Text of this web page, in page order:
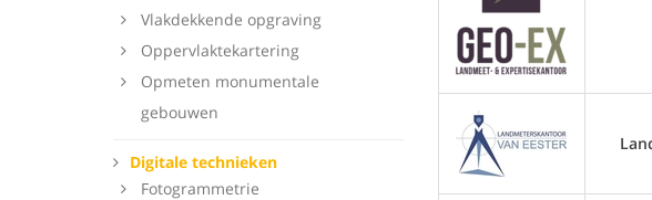
Vlakdekkende opgraving
Oppervlaktekartering
Opmeten monumentale
gebouwen
Digitale technieken
Fotogrammetrie